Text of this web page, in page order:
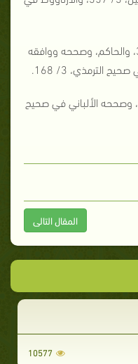
([5]) الترمذي، 5/ 529، برقم 3505، والحاكم، وصححه ووافقه
([6]) أبو داود، 2 / 87، برقم 1525، وصححه الألباني في صحيح
المقال التالى
10577